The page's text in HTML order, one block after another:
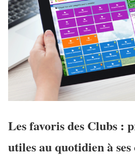
Les favoris des Clubs :
utiles au quotidien à